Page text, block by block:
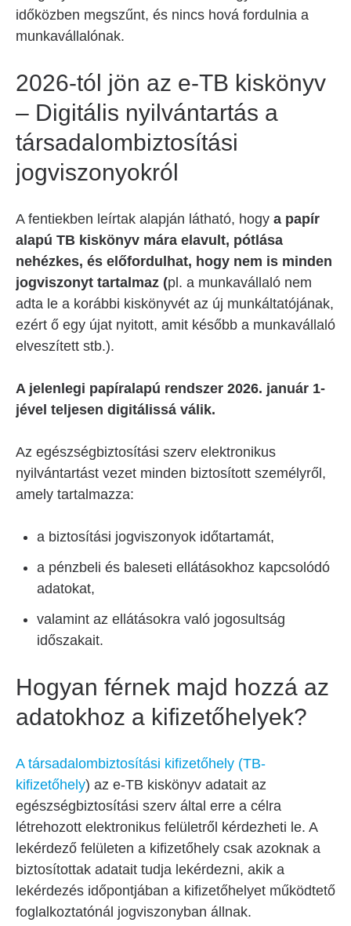
időközben megszűnt, és nincs hová fordulnia a
munkavállalónak.
2026-tól jön az e-TB kiskönyv
– Digitális nyilvántartás a
társadalombiztosítási
jogviszonyokról
A fentiekben leírtak alapján látható, hogy a papír
alapú TB kiskönyv mára elavult, pótlása
nehézkes, és előfordulhat, hogy nem is minden
jogviszonyt tartalmaz (pl. a munkavállaló nem
adta le a korábbi kiskönyvét az új munkáltatójának,
ezért ő egy újat nyitott, amit később a munkavállaló
elveszített stb.).
A jelenlegi papíralapú rendszer 2026. január 1-
jével teljesen digitálissá válik.
Az egészségbiztosítási szerv elektronikus
nyilvántartást vezet minden biztosított személyről,
amely tartalmazza:
a biztosítási jogviszonyok időtartamát,
a pénzbeli és baleseti ellátásokhoz kapcsolódó
adatokat,
valamint az ellátásokra való jogosultság
időszakait.
Hogyan férnek majd hozzá az
adatokhoz a kifizetőhelyek?
A társadalombiztosítási kifizetőhely (TB-
kifizetőhely) az e-TB kiskönyv adatait az
egészségbiztosítási szerv által erre a célra
létrehozott elektronikus felületről kérdezheti le. A
lekérdező felületen a kifizetőhely csak azoknak a
biztosítottak adatait tudja lekérdezni, akik a
lekérdezés időpontjában a kifizetőhelyet működtető
foglalkoztatónál jogviszonyban állnak.